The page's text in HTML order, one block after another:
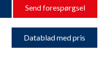
Send forespørgsel
Datablad med pris